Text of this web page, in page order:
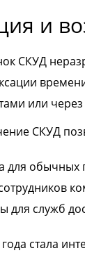
и
СКУД
или
СКУД
для обычных
для служб
стала